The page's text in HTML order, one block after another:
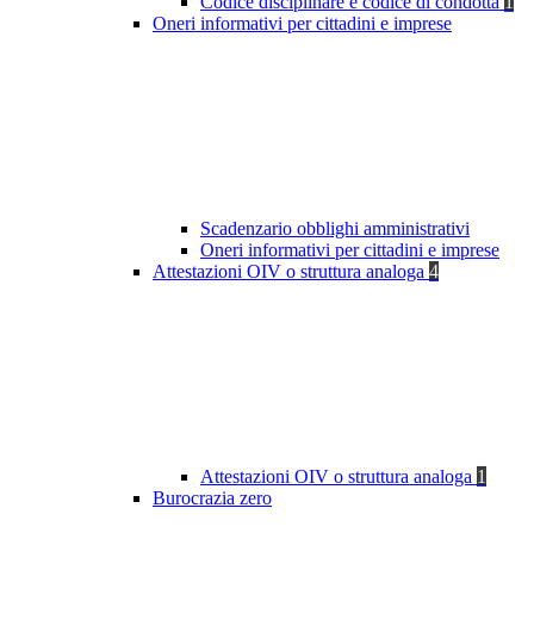
Oneri informativi per cittadini e imprese
Scadenzario obblighi amministrativi
Oneri informativi per cittadini e imprese
Attestazioni OIV o struttura analoga 4
Attestazioni OIV o struttura analoga 1
Burocrazia zero